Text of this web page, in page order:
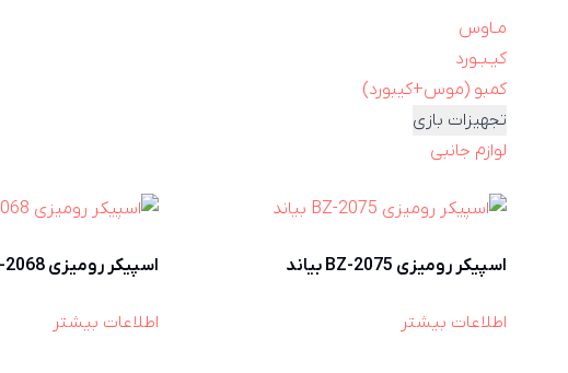
مـاوس
کیـبـورد
کمبو (موس+کیبورد)
تجهیزات بازی
لوازم جانبی
اسپیکر رومیزی BZ-2075 بیاند
اطلاعات بیشتر
اسپیکر رومیزی BZ-2068 بیاند
اطلاعات بیشتر